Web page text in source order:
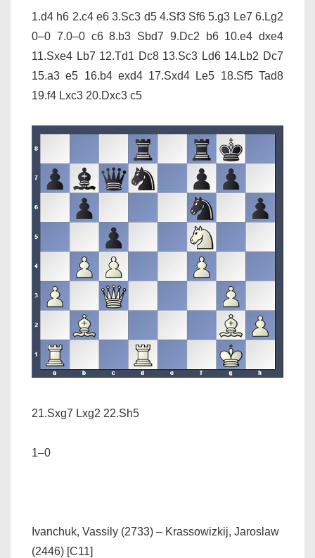
1.d4 h6 2.c4 e6 3.Sc3 d5 4.Sf3 Sf6 5.g3 Le7 6.Lg2
0–0 7.0–0 c6 8.b3 Sbd7 9.Dc2 b6 10.e4 dxe4
11.Sxe4 Lb7 12.Td1 Dc8 13.Sc3 Ld6 14.Lb2 Dc7
15.a3 e5 16.b4 exd4 17.Sxd4 Le5 18.Sf5 Tad8
19.f4 Lxc3 20.Dxc3 c5
21.Sxg7 Lxg2 22.Sh5
1–0
Ivanchuk, Vassily (2733) – Krassowizkij, Jaroslaw
(2446) [C11]